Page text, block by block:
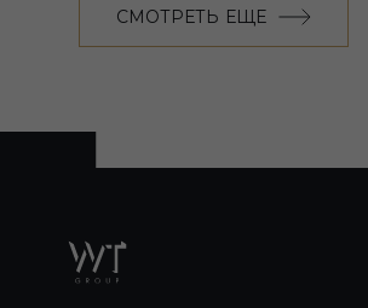
СМОТРЕТЬ ЕЩЕ